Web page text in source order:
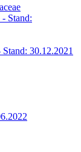
Stand:
30.12.2021